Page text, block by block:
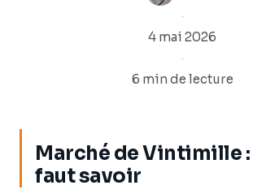
·
4 mai 2026
·
6 min de lecture
Marché de Vintimille :
faut savoir